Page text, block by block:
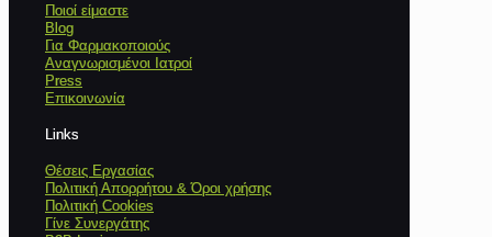
Ποιοί είμαστε
Blog
Για Φαρμακοποιούς
Αναγνωρισμένοι Ιατροί
Press
Επικοινωνία
Links
Θέσεις Εργασίας
Πολιτική Απορρήτου & Όροι χρήσης
Πολιτική Cookies
Γίνε Συνεργάτης